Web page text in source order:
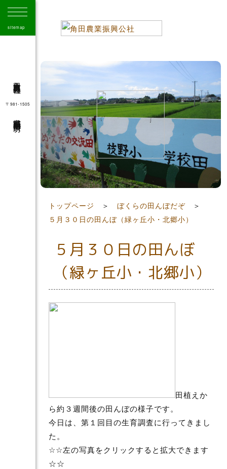
sitemap
角田市農業振興公社
〒981-1505
41
トップページ ＞ぼくらの田んぼだぞ ＞
５月３０日の田んぼ（緑ヶ丘小・北郷小）
５月３０日の田んぼ
（緑ヶ丘小・北郷小）
田植えか
ら約３週間後の田んぼの様子です。
今日は、第１回目の生育調査に行ってきまし
た。
☆☆左の写真をクリックすると拡大できます
☆☆